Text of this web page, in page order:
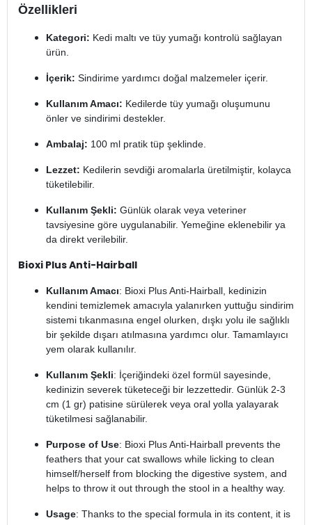
Özellikleri
Kategori: Kedi maltı ve tüy yumağı kontrolü sağlayan
ürün.
İçerik: Sindirime yardımcı doğal malzemeler içerir.
Kullanım Amacı: Kedilerde tüy yumağı oluşumunu
önler ve sindirimi destekler.
Ambalaj: 100 ml pratik tüp şeklinde.
Lezzet: Kedilerin sevdiği aromalarla üretilmiştir, kolayca
tüketilebilir.
Kullanım Şekli: Günlük olarak veya veteriner
tavsiyesine göre uygulanabilir. Yemeğine eklenebilir ya
da direkt verilebilir.
Bioxi Plus Anti-Hairball
Kullanım Amacı: Bioxi Plus Anti-Hairball, kedinizin
kendini temizlemek amacıyla yalanırken yuttuğu sindirim
sistemi tıkanmasına engel olurken, dışkı yolu ile sağlıklı
bir şekilde dışarı atılmasına yardımcı olur. Tamamlayıcı
yem olarak kullanılır.
Kullanım Şekli: İçeriğindeki özel formül sayesinde,
kedinizin severek tüketeceği bir lezzettedir. Günlük 2-3
cm (1 gr) patisine sürülerek veya oral yolla yalayarak
tüketilmesi sağlanabilir.
Purpose of Use: Bioxi Plus Anti-Hairball prevents the
feathers that your cat swallows while licking to clean
himself/herself from blocking the digestive system, and
helps to throw it out through the stool in a healthy way.
Usage: Thanks to the special formula in its content, it is